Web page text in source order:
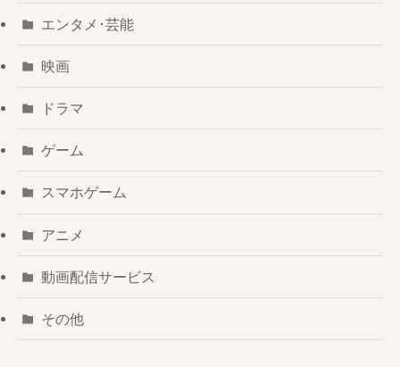
エンタメ･芸能
映画
ドラマ
ゲーム
スマホゲーム
アニメ
動画配信サービス
その他